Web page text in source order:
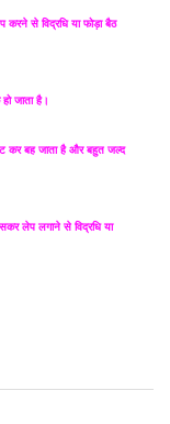
करने से विद्रधि या फोड़ा बैठ
जाता है।
कर बह जाता है और बहुत जल्द
लेप लगाने से विद्रधि या